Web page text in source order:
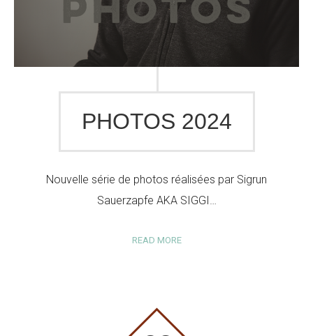
PHOTOS 2024
Nouvelle série de photos réalisées par Sigrun
Sauerzapfe AKA SIGGI…
READ MORE